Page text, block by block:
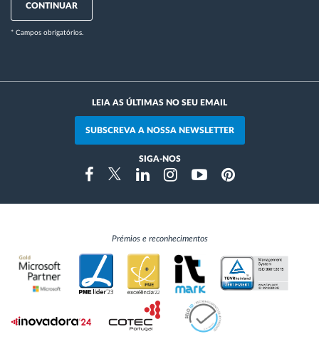
CONTINUAR
* Campos obrigatórios.
LEIA AS ÚLTIMAS NO SEU EMAIL
SUBSCREVA A NOSSA NEWSLETTER
SIGA-NOS
FacebookTwitterLinkedinInstragramYoutubePinterest
Prémios e reconhecimentos